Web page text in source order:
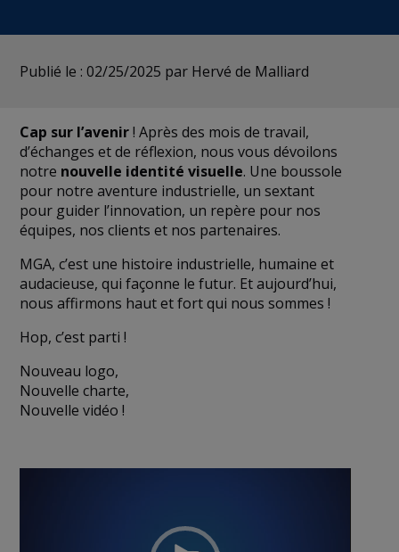
Publié le : 02/25/2025 par Hervé de Malliard
Cap sur l’avenir! Après des mois de travail,
d’échanges et de réflexion, nous vous dévoilons
notre nouvelle identité visuelle. Une boussole
pour notre aventure industrielle, un sextant
pour guider l’innovation, un repère pour nos
équipes, nos clients et nos partenaires.
MGA, c’est une histoire industrielle, humaine et
audacieuse, qui façonne le futur. Et aujourd’hui,
nous affirmons haut et fort qui nous sommes !
Hop, c’est parti !
Nouveau logo,
Nouvelle charte,
Nouvelle vidéo !